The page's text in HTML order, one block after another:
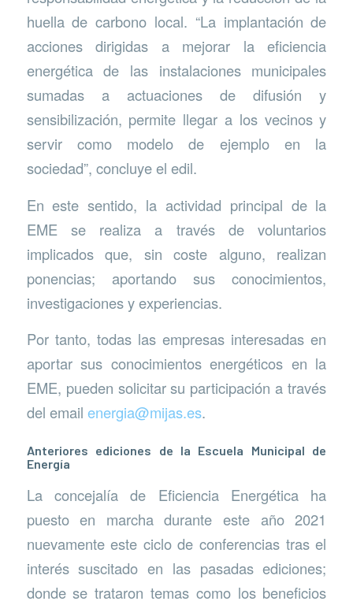
huella de carbono local. “La implantación de
acciones dirigidas a mejorar la eficiencia
energética de las instalaciones municipales
sumadas a actuaciones de difusión y
sensibilización, permite llegar a los vecinos y
servir como modelo de ejemplo en la
sociedad”, concluye el edil.
En este sentido, la actividad principal de la
EME se realiza a través de voluntarios
implicados que, sin coste alguno, realizan
ponencias; aportando sus conocimientos,
investigaciones y experiencias.
Por tanto, todas las empresas interesadas en
aportar sus conocimientos energéticos en la
EME, pueden solicitar su participación a través
del email energia@mijas.es.
Anteriores ediciones de la Escuela Municipal de
Energía
La concejalía de Eficiencia Energética ha
puesto en marcha durante este año 2021
nuevamente este ciclo de conferencias tras el
interés suscitado en las pasadas ediciones;
donde se trataron temas como los beneficios